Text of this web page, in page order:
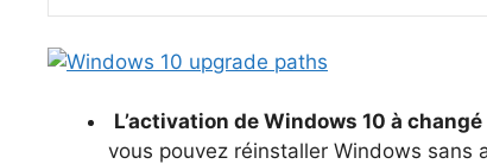
L’activation de Windows 10 à changé
vous pouvez réinstaller Windows sans